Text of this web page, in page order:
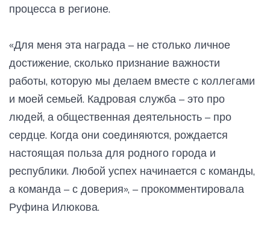
процесса в регионе.
«Для меня эта награда – не столько личное
достижение, сколько признание важности
работы, которую мы делаем вместе с коллегами
и моей семьей. Кадровая служба – это про
людей, а общественная деятельность – про
сердце. Когда они соединяются, рождается
настоящая польза для родного города и
республики. Любой успех начинается с команды,
а команда – с доверия», – прокомментировала
Руфина Илюкова.